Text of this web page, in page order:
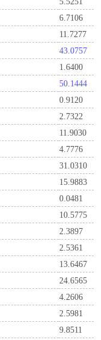
6.7106
11.7277
43.0757
1.6400
50.1444
0.9120
2.7322
11.9030
4.7776
31.0310
15.9883
0.0481
10.5775
2.3897
2.5361
13.6467
24.6565
4.2606
2.5981
9.8511